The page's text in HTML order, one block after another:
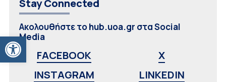
Ανοίξτε τη γραμμή εργαλείων
Stay Connected
Ακολουθήστε το hub.uoa.gr στα Social
Media
FACEBOOK
X
INSTAGRAM
LINKEDIN